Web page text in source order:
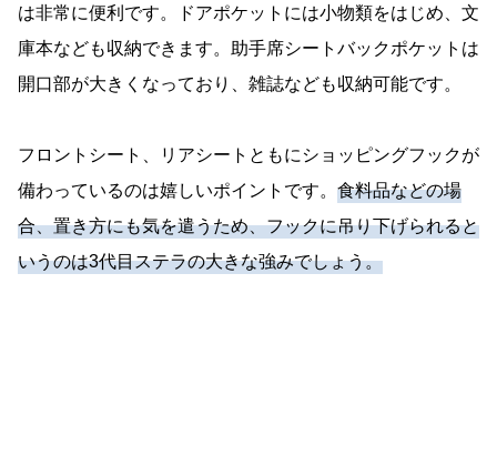
は非常に便利です。ドアポケットには小物類をはじめ、文
庫本なども収納できます。助手席シートバックポケットは
開口部が大きくなっており、雑誌なども収納可能です。
フロントシート、リアシートともにショッピングフックが
備わっているのは嬉しいポイントです。 食料品などの場
合、置き方にも気を遣うため、フックに吊り下げられると
いうのは3代目ステラの大きな強みでしょう。